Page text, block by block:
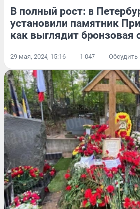
В полный рост: в
установили памятник
как выглядит бронзовая
29 мая, 2024, 15:16 1 047 Обсудить